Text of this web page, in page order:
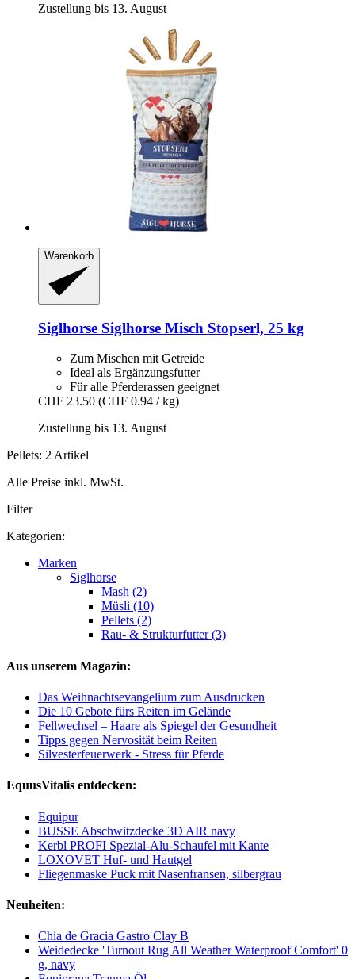
Zustellung bis 13. August
Warenkorb
Siglhorse Siglhorse Misch Stopserl, 25 kg
Zum Mischen mit Getreide
Ideal als Ergänzungsfutter
Für alle Pferderassen geeignet
CHF 23.50 (CHF 0.94 / kg)
Zustellung bis 13. August
Pellets: 2 Artikel
Alle Preise inkl. MwSt.
Filter
Kategorien:
Marken
Siglhorse
Mash (2)
Müsli (10)
Pellets (2)
Rau- & Strukturfutter (3)
Aus unserem Magazin:
Das Weihnachtsevangelium zum Ausdrucken
Die 10 Gebote fürs Reiten im Gelände
Fellwechsel – Haare als Spiegel der Gesundheit
Tipps gegen Nervosität beim Reiten
Silvesterfeuerwerk - Stress für Pferde
EquusVitalis entdecken:
Equipur
BUSSE Abschwitzdecke 3D AIR navy
Kerbl PROFI Spezial-Alu-Schaufel mit Kante
LOXOVET Huf- und Hautgel
Fliegenmaske Puck mit Nasenfransen, silbergrau
Neuheiten:
Chia de Gracia Gastro Clay B
Weidedecke 'Turnout Rug All Weather Waterproof Comfort' 0
g, navy